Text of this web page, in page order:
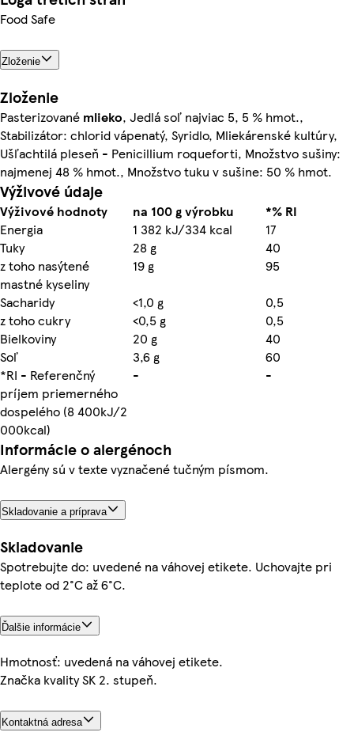
Food Safe
Zloženie
Zloženie
Pasterizované mlieko, Jedlá soľ najviac 5, 5 % hmot.,
Stabilizátor: chlorid vápenatý, Syridlo, Mliekárenské kultúry,
Ušľachtilá pleseň - Penicillium roqueforti, Množstvo sušiny:
najmenej 48 % hmot., Množstvo tuku v sušine: 50 % hmot.
Výživové údaje
Výživové hodnoty na 100 g výrobku
*% RI
Energia
1 382 kJ/334 kcal
17
Tuky
28 g
40
z toho nasýtené
mastné kyseliny
19 g
95
Sacharidy
<1,0 g
0,5
z toho cukry
<0,5 g
0,5
Bielkoviny
20 g
40
Soľ
3,6 g
60
*RI - Referenčný
príjem priemerného
dospelého (8 400kJ/2
000kcal)
- -
Informácie o alergénoch
Alergény sú v texte vyznačené tučným písmom.
Skladovanie a príprava
Skladovanie
Spotrebujte do: uvedené na váhovej etikete. Uchovajte pri
teplote od 2°C až 6°C.
Ďalšie informácie
Hmotnosť: uvedená na váhovej etikete.
Značka kvality SK 2. stupeň.
Kontaktná adresa